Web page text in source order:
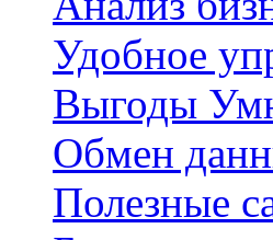
Удобное
Выгоды
Обмен
Полезные